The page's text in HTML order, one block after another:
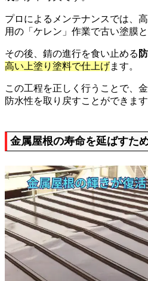
プロによるメンテナンスでは、
用の「ケレン」作業で古い塗膜
その後、錆の進行を食い止める
高い上塗り塗料で仕上げます。
この工程を正しく行うことで、
防水性を取り戻すことができます
金属屋根の寿命を延ばすた